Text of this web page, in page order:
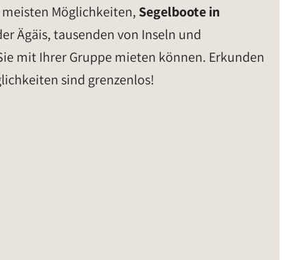
Möglichkeiten, Segelboote in
Ägäis, tausenden von Inseln und
mit Ihrer Gruppe mieten können. Erkunden
sind grenzenlos!